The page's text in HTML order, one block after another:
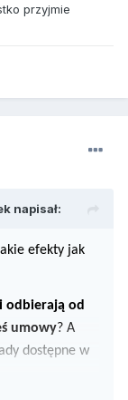
przyjmie
napisał:
efekty jak
odbierają od
umowy? A
dostępne w